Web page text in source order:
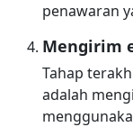
penawaran
Mengirim
Tahap
adalah